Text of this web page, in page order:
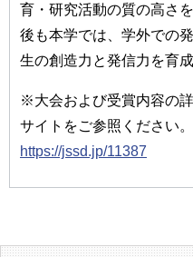
育・研究活動の質の高さ
後も本学では、学外での
生の創造力と発信力を育
※大会および受賞内容の
サイトをご参照ください。
https://jssd.jp/11387